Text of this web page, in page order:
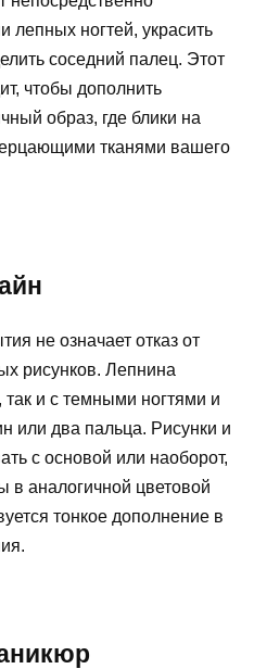
лепных ногтей, украсить
соседний палец. Этот
чтобы дополнить
образ, где блики на
тканями вашего
не означает отказ от
рисунков. Лепнина
так и с темными ногтями и
или два пальца. Рисунки и
с основой или наоборот,
в аналогичной цветовой
тонкое дополнение в